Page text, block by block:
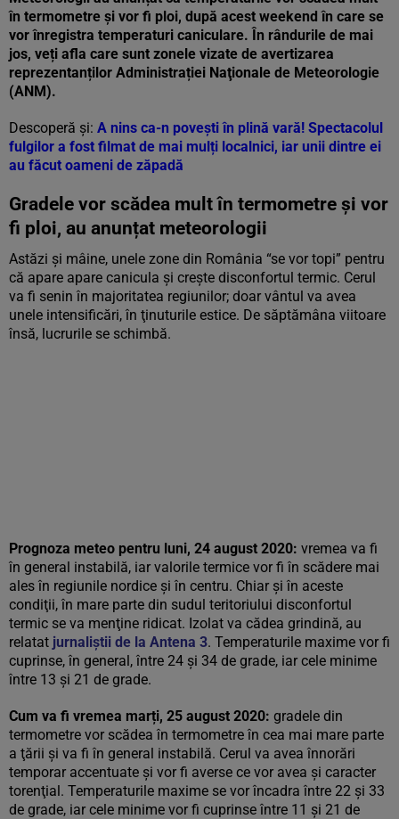
în termometre și vor fi ploi, după acest weekend în care se
vor înregistra temperaturi caniculare. În rândurile de mai
jos, veți afla care sunt zonele vizate de avertizarea
reprezentanților Administrației Naţionale de Meteorologie
(ANM).
Descoperă și: A nins ca-n povești în plină vară! Spectacolul
fulgilor a fost filmat de mai mulți localnici, iar unii dintre ei
au făcut oameni de zăpadă
Gradele vor scădea mult în termometre și vor
fi ploi, au anunțat meteorologii
Astăzi și mâine, unele zone din România “se vor topi” pentru
că apare apare canicula şi creşte disconfortul termic. Cerul
va fi senin în majoritatea regiunilor; doar vântul va avea
unele intensificări, în ţinuturile estice. De săptămâna viitoare
însă, lucrurile se schimbă.
Prognoza meteo pentru luni, 24 august 2020: vremea va fi
în general instabilă, iar valorile termice vor fi în scădere mai
ales în regiunile nordice şi în centru. Chiar şi în aceste
condiţii, în mare parte din sudul teritoriului disconfortul
termic se va menţine ridicat. Izolat va cădea grindină, au
relatat jurnaliștii de la Antena 3. Temperaturile maxime vor fi
cuprinse, în general, între 24 şi 34 de grade, iar cele minime
între 13 şi 21 de grade.
Cum va fi vremea marți, 25 august 2020: gradele din
termometre vor scădea în termometre în cea mai mare parte
a ţării şi va fi în general instabilă. Cerul va avea înnorări
temporar accentuate şi vor fi averse ce vor avea şi caracter
torenţial. Temperaturile maxime se vor încadra între 22 şi 33
de grade, iar cele minime vor fi cuprinse între 11 şi 21 de